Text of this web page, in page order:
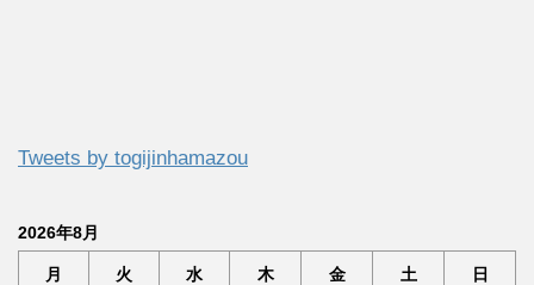
Tweets by togijinhamazou
2026年8月
月 火 水 木 金 土 日